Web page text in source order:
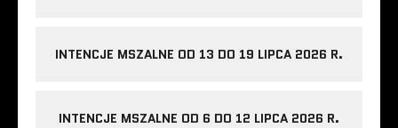
INTENCJE MSZALNE OD 13 DO 19 LIPCA 2026 R.
INTENCJE MSZALNE OD 6 DO 12 LIPCA 2026 R.